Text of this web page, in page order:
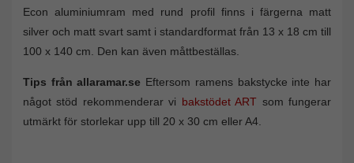
Econ aluminiumram med rund profil finns i färgerna matt
silver och matt svart samt i standardformat från 13 x 18 cm till
100 x 140 cm. Den kan även måttbeställas.
Tips från allaramar.se Eftersom ramens bakstycke inte har
något stöd rekommenderar vi bakstödet ART som fungerar
utmärkt för storlekar upp till 20 x 30 cm eller A4.